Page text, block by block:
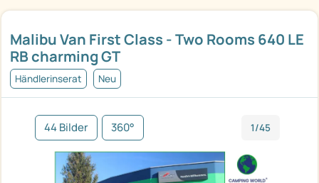
Malibu Van First Class - Two Rooms 640 LE
RB charming GT
Händlerinserat Neu
44 Bilder 360° 1/45